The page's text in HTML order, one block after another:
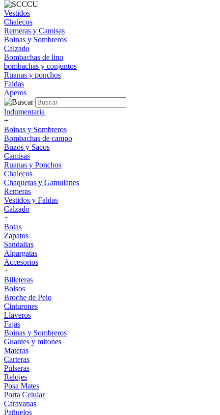
Vestidos
Chalecos
Remeras y Camisas
Boinas y Sombreros
Calzado
Bombachas de lino
bombachas y conjuntos
Ruanas y ponchos
Faldas
Aperos
Indumentaria
+
Boinas y Sombreros
Bombachas de campo
Buzos y Sacos
Camisas
Ruanas y Ponchos
Chalecos
Chaquetas y Gamulanes
Remeras
Vestidos y Faldas
Calzado
+
Botas
Zapatos
Sandalias
Alpargatas
Accesorios
+
Billeteras
Bolsos
Broche de Pelo
Cinturones
Llaveros
Fajas
Boinas y Sombreros
Guantes y mitones
Materas
Carteras
Pulseras
Relojes
Posa Mates
Porta Celular
Caravanas
Pañuelos